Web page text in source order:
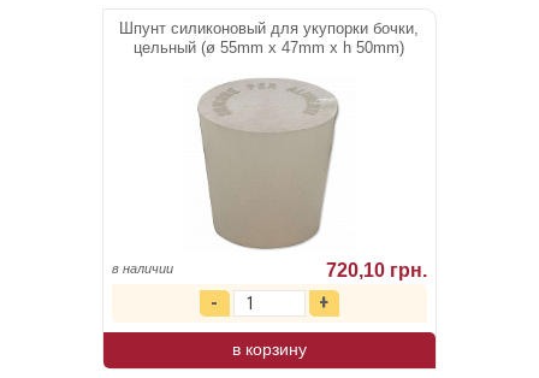
Шпунт силиконовый для укупорки бочки,
цельный (ø 55mm x 47mm x h 50mm)
в наличии 720,10 грн.
в корзину